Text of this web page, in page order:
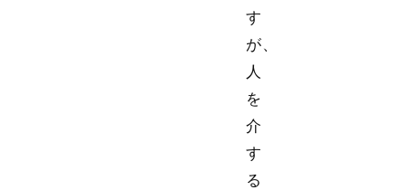
す
が、
人
を
介
す
る